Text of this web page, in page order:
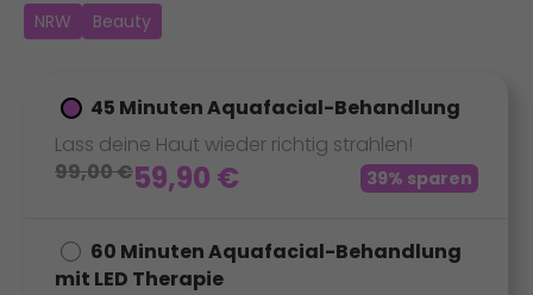
NRW Beauty
45 Minuten Aquafacial-Behandlung
Lass deine Haut wieder richtig strahlen!
99,00€59,90 € 39% sparen
60 Minuten Aquafacial-Behandlung
mit LED Therapie